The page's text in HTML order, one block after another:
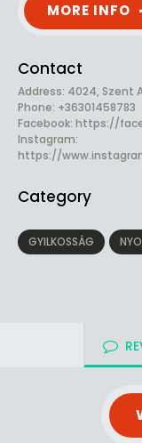
MORE INFO
Contact
Address: 4024, Szent
Phone: +36301458783
Facebook: https://
Instagram:
https://
Category
GYILKOSSÁG